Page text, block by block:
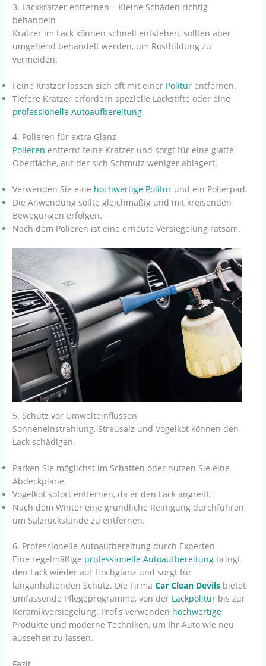
3. Lackkratzer entfernen – Kleine Schäden richtig
behandeln
Kratzer im Lack können schnell entstehen, sollten aber
umgehend behandelt werden, um Rostbildung zu
vermeiden.
Feine Kratzer lassen sich oft mit einer Politur entfernen.
Tiefere Kratzer erfordern spezielle Lackstifte oder eine
professionelle Autoaufbereitung.
4. Polieren für extra Glanz
Polieren entfernt feine Kratzer und sorgt für eine glatte
Oberfläche, auf der sich Schmutz weniger ablagert.
Verwenden Sie eine hochwertige Politur und ein Polierpad.
Die Anwendung sollte gleichmäßig und mit kreisenden
Bewegungen erfolgen.
Nach dem Polieren ist eine erneute Versiegelung ratsam.
5. Schutz vor Umwelteinflüssen
Sonneneinstrahlung, Streusalz und Vogelkot können den
Lack schädigen.
Parken Sie möglichst im Schatten oder nutzen Sie eine
Abdeckplane.
Vogelkot sofort entfernen, da er den Lack angreift.
Nach dem Winter eine gründliche Reinigung durchführen,
um Salzrückstände zu entfernen.
6. Professionelle Autoaufbereitung durch Experten
Eine regelmäßige professionelle Autoaufbereitung bringt
den Lack wieder auf Hochglanz und sorgt für
langanhaltenden Schutz. Die FirmaCar Clean Devils bietet
umfassende Pflegeprogramme, von der Lackpolitur bis zur
Keramikversiegelung. Profis verwenden hochwertige
Produkte und moderne Techniken, um Ihr Auto wie neu
aussehen zu lassen.
Fazit